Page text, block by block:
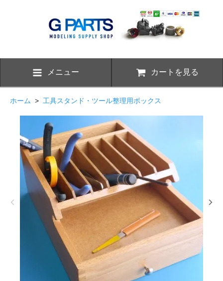
メニュー カートを見る
ホーム > 工具スタンド・ツール整理用ボックス